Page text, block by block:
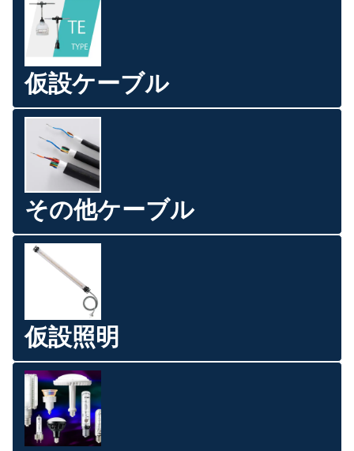
仮設ケーブル
その他ケーブル
仮設照明